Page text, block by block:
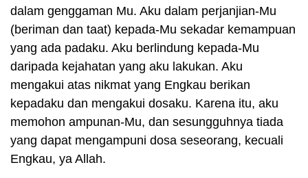
dalam genggaman Mu. Aku dalam perjanjian-Mu
(beriman dan taat) kepada-Mu sekadar kemampuan
yang ada padaku. Aku berlindung kepada-Mu
daripada kejahatan yang aku lakukan. Aku
mengakui atas nikmat yang Engkau berikan
kepadaku dan mengakui dosaku. Karena itu, aku
memohon ampunan-Mu, dan sesungguhnya tiada
yang dapat mengampuni dosa seseorang, kecuali
Engkau, ya Allah.